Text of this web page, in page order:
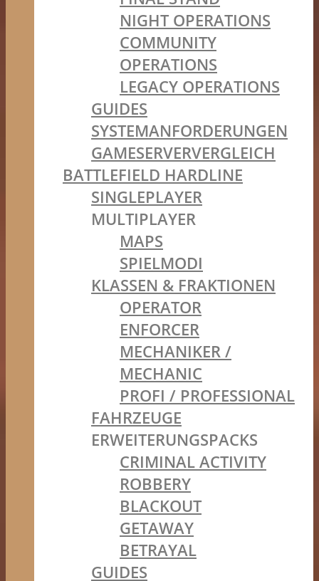
NIGHT OPERATIONS
COMMUNITY
OPERATIONS
LEGACY OPERATIONS
GUIDES
SYSTEMANFORDERUNGEN
GAMESERVERVERGLEICH
BATTLEFIELD HARDLINE
SINGLEPLAYER
MULTIPLAYER
MAPS
SPIELMODI
KLASSEN & FRAKTIONEN
OPERATOR
ENFORCER
MECHANIKER /
MECHANIC
PROFI / PROFESSIONAL
FAHRZEUGE
ERWEITERUNGSPACKS
CRIMINAL ACTIVITY
ROBBERY
BLACKOUT
GETAWAY
BETRAYAL
GUIDES